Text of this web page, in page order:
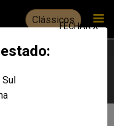
FECHAR X
Sul
Clássicos